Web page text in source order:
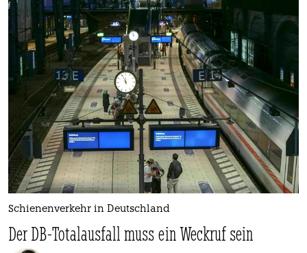
Schienenverkehr in Deutschland
Der DB-Totalausfall muss ein Weckruf sein